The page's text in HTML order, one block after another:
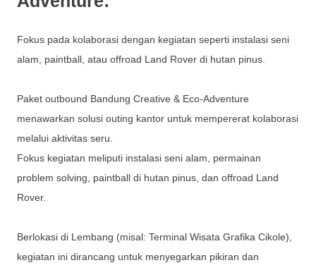
Fokus pada kolaborasi dengan kegiatan seperti instalasi seni
alam, paintball, atau offroad Land Rover di hutan pinus.
Paket outbound Bandung Creative & Eco-Adventure
menawarkan solusi outing kantor untuk mempererat kolaborasi
melalui aktivitas seru.
Fokus kegiatan meliputi instalasi seni alam, permainan
problem solving, paintball di hutan pinus, dan offroad Land
Rover.
Berlokasi di Lembang (misal: Terminal Wisata Grafika Cikole),
kegiatan ini dirancang untuk menyegarkan pikiran dan